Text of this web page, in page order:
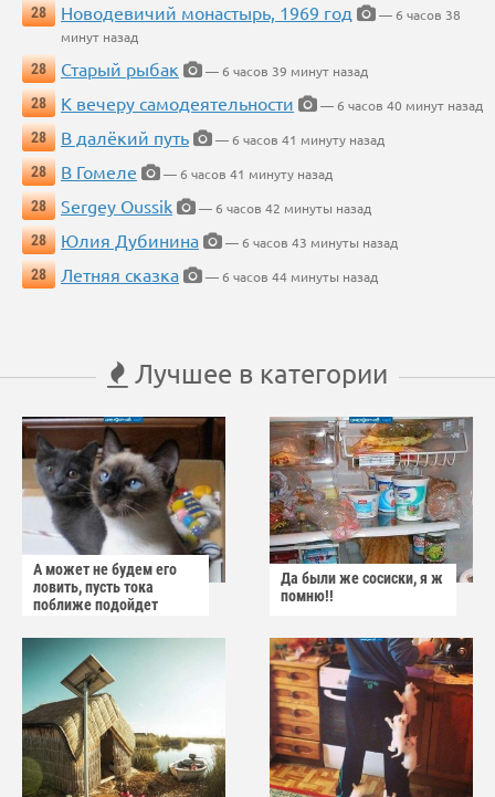
28
Новодевичий монастырь, 1969 год
— 6 часов 38
минут назад
28
Старый рыбак
— 6 часов 39 минут назад
28
К вечеру самодеятельности
— 6 часов 40 минут назад
28
В далёкий путь
— 6 часов 41 минуту назад
28
В Гомеле
— 6 часов 41 минуту назад
28
Sergey Oussik
— 6 часов 42 минуты назад
28
Юлия Дубинина
— 6 часов 43 минуты назад
28
Летняя сказка — 6 часов 44 минуты назад
Лучшее в категории
А может не будем его
ловить, пусть тока
поближе подойдет
Да были же сосиски, я ж
помню!!